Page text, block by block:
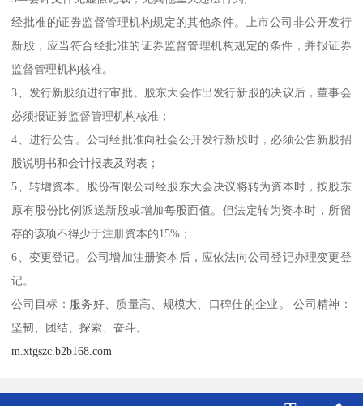
经批准的证券监督管理机构规定的其他条件。上市公司非公开发行
新股，应当符合经批准的证券监督管理机构规定的条件，并报证券
监督管理机构核准。
3、发行新股须进行审批。股东大会作出发行新股的决议后，董事会
必须报证券监督管理机构核准；
4、进行公告。公司经批准向社会公开发行新股时，必须公告新股招
股说明书和会计报表及附表；
5、转增资本。股份有限公司经股东大会决议将转为资本时，按股东
原有股份比例派送新股或增加每股面值。但法定转为资本时，所留
存的该项不得少于注册资本的15%；
6、变更登记。公司增加注册资本后，应依法向公司登记办理变更登
记。
公司目标：服务好、质量高、规模大、口碑佳的企业。 公司精神：
坚韧、团结、探索、奋斗。
m.xtgszc.b2b168.com